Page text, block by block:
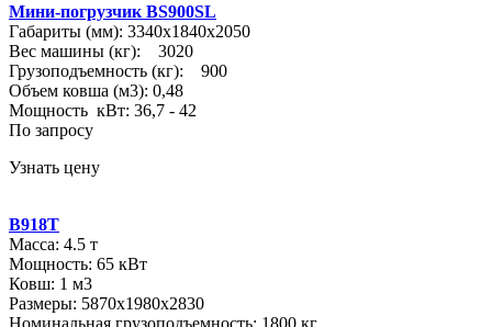
Мини-погрузчик BS900SL
Габариты (мм): 3340х1840х2050
Вес машины (кг): 3020
Грузоподъемность (кг): 900
Объем ковша (м3): 0,48
Мощность кВт: 36,7 - 42
По запросу
Узнать цену
B918T
Масса: 4.5 т
Мощность: 65 кВт
Ковш: 1 м3
Размеры: 5870х1980х2830
Номинальная грузоподъемность: 1800 кг